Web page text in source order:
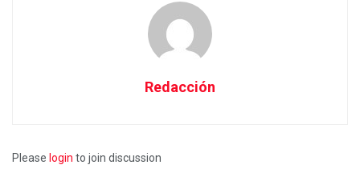
Redacción
Please login to join discussion